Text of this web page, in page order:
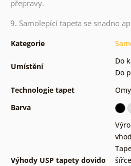
přepravy.
9. Samolepící tapeta se snadno
Kategorie
Umístění
Do
Do
Technologie tapet
Barva
Výhody USP tapety dovido